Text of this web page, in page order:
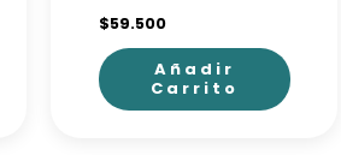
$59.500
Añadir
Carrito